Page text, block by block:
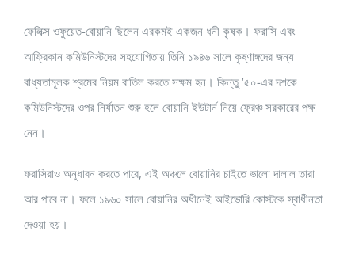
ফেলিক্স ওফুয়েত-বোয়ানি ছিলেন এরকমই একজন ধনী কৃষক। ফরাসি এবং
আফ্রিকান কমিউনিস্টদের সহযোগিতায় তিনি ১৯৪৬ সালে কৃষ্ণাঙ্গদের জন্য
বাধ্যতামূলক শ্রমের নিয়ম বাতিল করতে সক্ষম হন। কিন্তু ‘৫০-এর দশকে
কমিউনিস্টদের ওপর নির্যাতন শুরু হলে বোয়ানি ইউটার্ন নিয়ে ফ্রেঞ্চ সরকারের পক্ষ
নেন।
ফরাসিরাও অনুধাবন করতে পারে, এই অঞ্চলে বোয়ানির চাইতে ভালো দালাল তারা
আর পাবে না। ফলে ১৯৬০ সালে বোয়ানির অধীনেই আইভোরি কোস্টকে স্বাধীনতা
দেওয়া হয়।